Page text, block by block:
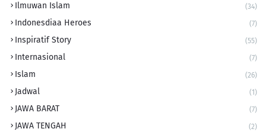
Ilmuwan Islam (34)
Indonesdiaa Heroes (7)
Inspiratif Story (55)
Internasional (7)
Islam (26)
Jadwal (1)
JAWA BARAT (7)
JAWA TENGAH (2)